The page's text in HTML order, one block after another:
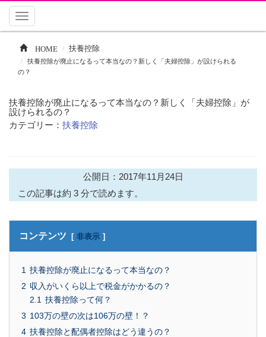
Toggle
HOME 扶養控除
扶養控除が廃止になるって本当なの？新しく「夫婦控除」が設けられる
の？
扶養控除が廃止になるって本当なの？新しく「夫婦控除」が
設けられるの？
カテゴリー： 扶養控除
公開日：2017年11月24日
この記事は約 3 分で読めます。
コンテンツ 非表示
1 扶養控除が廃止になるって本当なの？
2 収入がいくら以上で税金がかかるの？
2.1 扶養控除って何？
3 103万の壁の次は106万の壁！？
4 扶養控除と配偶者控除はどう違うの？